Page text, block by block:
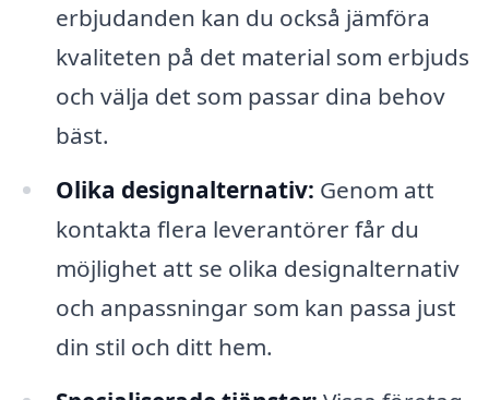
erbjudanden kan du också jämföra
kvaliteten på det material som erbjuds
och välja det som passar dina behov
bäst.
Olika designalternativ: Genom att
kontakta flera leverantörer får du
möjlighet att se olika designalternativ
och anpassningar som kan passa just
din stil och ditt hem.